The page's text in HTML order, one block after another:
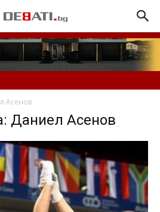
Асенов
Даниел Асенов